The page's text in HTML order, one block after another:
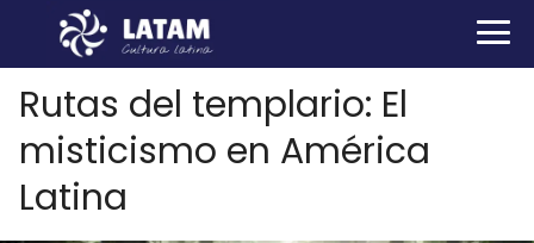
Rutas del templario: El
misticismo en América
Latina